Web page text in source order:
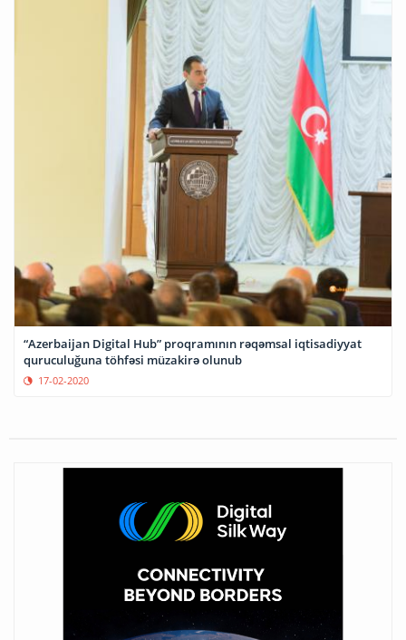
“Azerbaijan Digital Hub” proqramının rəqəmsal iqtisadiyyat
quruculuğuna töhfəsi müzakirə olunub
17-02-2020